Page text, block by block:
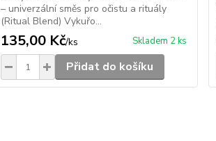
– univerzální směs pro očistu a rituály
(Ritual Blend) Vykuřo...
135,00 Kč/ks Skladem 2 ks
Přidat do košíku